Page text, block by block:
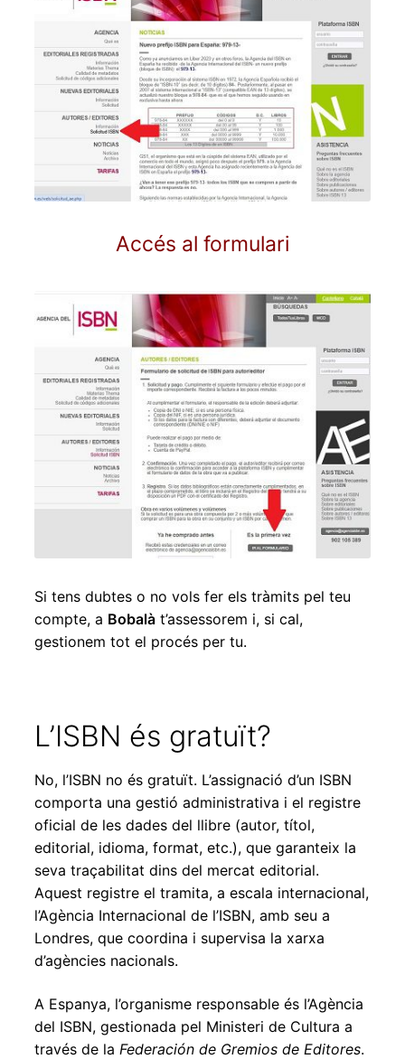
Accés al formulari
Si tens dubtes o no vols fer els tràmits pel teu
compte, a Bobalàt’assessorem i, si cal,
gestionem tot el procés per tu.
L’ISBN és gratuït?
No, l’ISBN no és gratuït. L’assignació d’un ISBN
comporta una gestió administrativa i el registre
oficial de les dades del llibre (autor, títol,
editorial, idioma, format, etc.), que garanteix la
seva traçabilitat dins del mercat editorial.
Aquest registre el tramita, a escala internacional,
l’Agència Internacional de l’ISBN, amb seu a
Londres, que coordina i supervisa la xarxa
d’agències nacionals.
A Espanya, l’organisme responsable és l’Agència
del ISBN, gestionada pel Ministeri de Cultura a
través de la Federación de Gremios de Editores.